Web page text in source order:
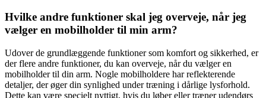
Hvilke andre funktioner skal jeg overveje, når jeg
vælger en mobilholder til min arm?
Udover de grundlæggende funktioner som komfort og sikkerhed, er
der flere andre funktioner, du kan overveje, når du vælger en
mobilholder til din arm. Nogle mobilholdere har reflekterende
detaljer, der øger din synlighed under træning i dårlige lysforhold.
Dette kan være specielt nyttigt, hvis du løber eller træner udendørs